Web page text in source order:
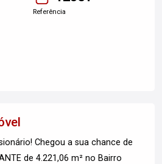
Referência
Chegou a sua chance de
de 4.221,06 m² no Bairro